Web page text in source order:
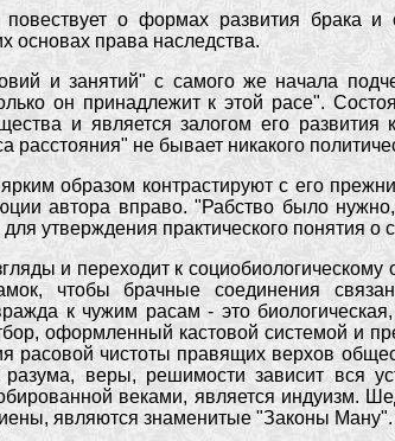
повествует о формах развития брака
основах права наследства.
и занятий" с самого же начала
он принадлежит к этой расе".
и является залогом его
не бывает никакого
образом контрастируют с его
автора вправо. "Рабство было
утверждения практического понятия о
и переходит к
чтобы брачные соединения
к чужим расам - это
оформленный кастовой системой и
расовой чистоты правящих верхов
веры, решимости зависит вся
веками, является индуизм.
являются знаменитые "Законы Ману".